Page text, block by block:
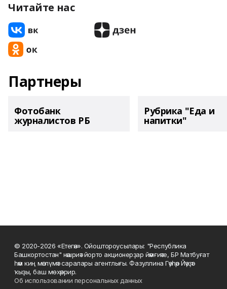
Читайте нас
Партнеры
Фотобанк
журналистов РБ
Рубрика "Еда и
напитки"
© 2020-2026 «Етегән». Ойоштороусылары: "Республика
Башкортостан" нәшриәт йорто акционерҙар йәмғиәте, БР Матбуғат
һәм киң мәғлүмәт саралары агентлығы. Фазуллина Гәүһәр Йәүҙәт
ҡыҙы, баш мөхәррир.
Об использовании персональных данных